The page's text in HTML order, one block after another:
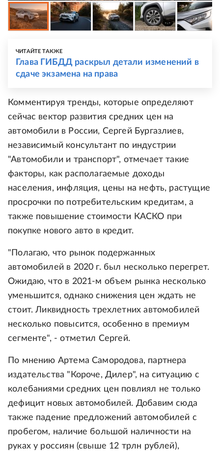
ЧИТАЙТЕ ТАКЖЕ
Глава ГИБДД раскрыл детали изменений в
сдаче экзамена на права
Комментируя тренды, которые определяют
сейчас вектор развития средних цен на
автомобили в России, Сергей Бургазлиев,
независимый консультант по индустрии
"Автомобили и транспорт", отмечает такие
факторы, как располагаемые доходы
населения, инфляция, цены на нефть, растущие
просрочки по потребительским кредитам, а
также повышение стоимости КАСКО при
покупке нового авто в кредит.
"Полагаю, что рынок подержанных
автомобилей в 2020 г. был несколько перегрет.
Ожидаю, что в 2021-м объем рынка несколько
уменьшится, однако снижения цен ждать не
стоит. Ликвидность трехлетних автомобилей
несколько повысится, особенно в премиум
сегменте", - отметил Сергей.
По мнению Артема Самородова, партнера
издательства "Короче, Дилер", на ситуацию с
колебаниями средних цен повлиял не только
дефицит новых автомобилей. Добавим сюда
также падение предложений автомобилей с
пробегом, наличие большой наличности на
руках у россиян (свыше 12 трлн рублей),